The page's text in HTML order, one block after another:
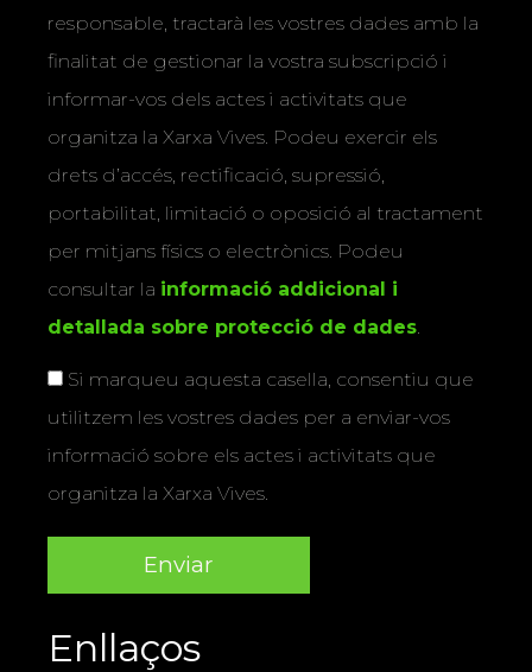
responsable, tractarà les vostres dades amb la
finalitat de gestionar la vostra subscripció i
informar-vos dels actes i activitats que
organitza la Xarxa Vives. Podeu exercir els
drets d’accés, rectificació, supressió,
portabilitat, limitació o oposició al tractament
per mitjans físics o electrònics. Podeu
consultar la informació addicional i
detallada sobre protecció de dades.
Si marqueu aquesta casella, consentiu que
utilitzem les vostres dades per a enviar-vos
informació sobre els actes i activitats que
organitza la Xarxa Vives.
Enllaços